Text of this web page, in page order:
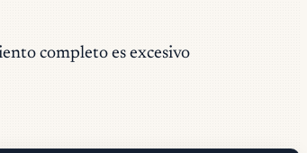
completo es excesivo